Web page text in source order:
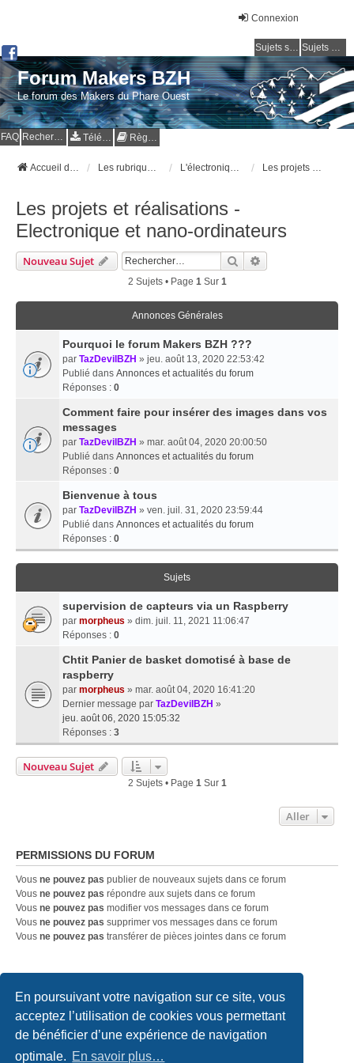
En poursuivant votre navigation sur ce site, vous
acceptez l’utilisation de cookies vous permettant
de bénéficier d’une expérience de navigation
optimale. En savoir plus…
Connexion
Sujets sans réponse Sujets actifs
Forum Makers BZH
Le forum des Makers du Phare Ouest
FAQ Rechercher Téléchargements Règles
Accueil du forum Les rubriques du forum MakersBZH L'électronique et les nano-ordinateurs Les projets et réalisations - Electronique et nano-ordinateurs
Les projets et réalisations -
Electronique et nano-ordinateurs
Nouveau Sujet Rechercher
2 Sujets • Page 1Sur 1
Annonces Générales
Pourquoi le forum Makers BZH ???
par TazDevilBZH » jeu. août 13, 2020 22:53:42
Publié dans Annonces et actualités du forum
Réponses : 0
Comment faire pour insérer des images dans vos
messages
par TazDevilBZH » mar. août 04, 2020 20:00:50
Publié dans Annonces et actualités du forum
Réponses : 0
Bienvenue à tous
par TazDevilBZH » ven. juil. 31, 2020 23:59:44
Publié dans Annonces et actualités du forum
Réponses : 0
Sujets
supervision de capteurs via un Raspberry
par morpheus » dim. juil. 11, 2021 11:06:47
Réponses : 0
Chtit Panier de basket domotisé à base de
raspberry
par morpheus » mar. août 04, 2020 16:41:20
Dernier message par TazDevilBZH »
jeu. août 06, 2020 15:05:32
Réponses : 3
Nouveau Sujet
2 Sujets • Page 1Sur 1
Aller
PERMISSIONS DU FORUM
Vous ne pouvez pas publier de nouveaux sujets dans ce forum
Vous ne pouvez pas répondre aux sujets dans ce forum
Vous ne pouvez pas modifier vos messages dans ce forum
Vous ne pouvez pas supprimer vos messages dans ce forum
Vous ne pouvez pas transférer de pièces jointes dans ce forum
Fuseau horaire surUTC+02:00
Copyright © 2020 - 2026 Forum Makers BZH All rights reserved.
Développé par phpBB ® Forum Software © phpBB Limited